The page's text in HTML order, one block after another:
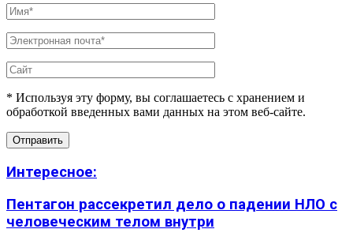
* Используя эту форму, вы соглашаетесь с хранением и
обработкой введенных вами данных на этом веб-сайте.
Интересное:
Пентагон рассекретил дело о падении НЛО с
человеческим телом внутри